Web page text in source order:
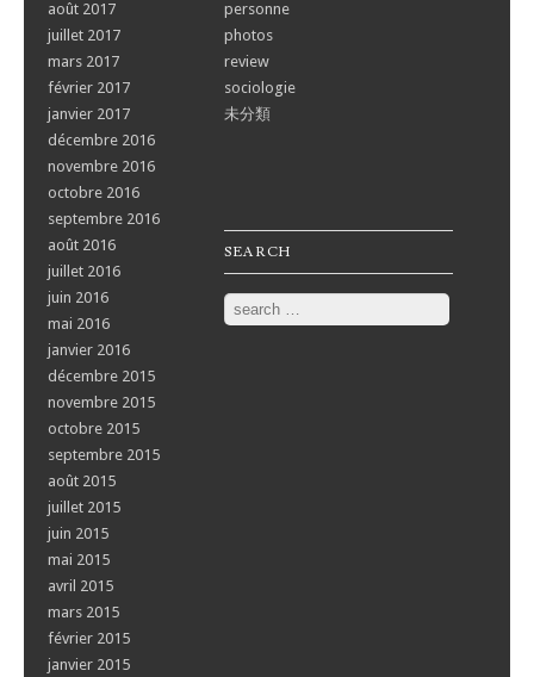
août 2017
juillet 2017
mars 2017
février 2017
janvier 2017
décembre 2016
novembre 2016
octobre 2016
septembre 2016
août 2016
juillet 2016
juin 2016
mai 2016
janvier 2016
décembre 2015
novembre 2015
octobre 2015
septembre 2015
août 2015
juillet 2015
juin 2015
mai 2015
avril 2015
mars 2015
février 2015
janvier 2015
personne
photos
review
sociologie
未分類
SEARCH
Search